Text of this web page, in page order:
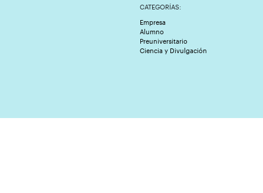
CATEGORÍAS:
Empresa
Alumno
Preuniversitario
Ciencia y Divulgación